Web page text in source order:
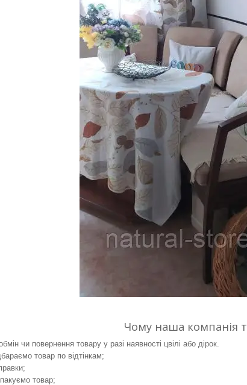
Чому наша компанія
чи повернення товару у разі наявності цвілі або дірок.
товар по відтінкам;
товар;